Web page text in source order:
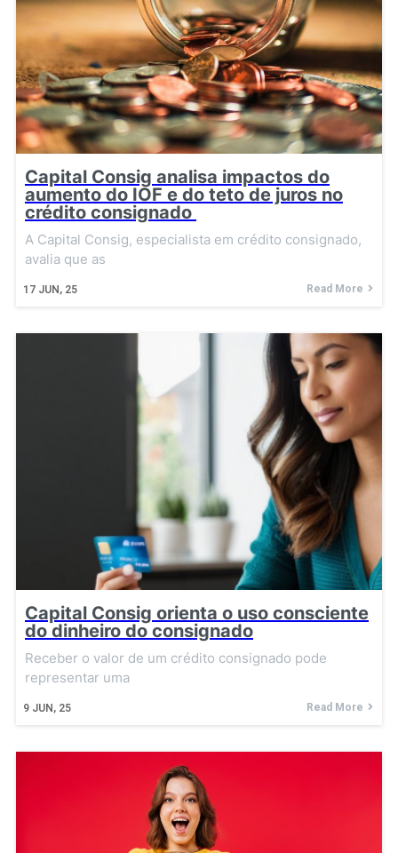
Capital Consig analisa impactos do
aumento do IOF e do teto de juros no
crédito consignado
17 JUN, 25
A Capital Consig, especialista em crédito consignado,
avalia que as
Read More
Capital Consig orienta o uso consciente
do dinheiro do consignado
9 JUN, 25
Receber o valor de um crédito consignado pode
representar uma
Read More